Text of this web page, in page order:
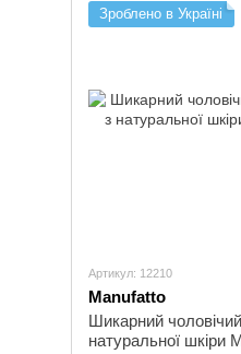
Зроблено в Україні
Артикул: 12210
Manufatto
Шикарний
натуральної шкіри